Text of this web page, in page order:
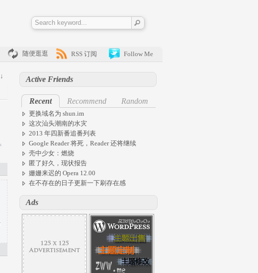
随便逛逛 RSS 订阅 Follow Me
Active Friends
Recent Recommend Random
更换域名为 shun.im
这次汕头潮南的水灾
2013 年四新番追番列表
Google Reader 将死，Reader 还将继续
壳中少女：燃烧
匿了好久，现状报告
姗姗来迟的 Opera 12.00
在不存在的日子更新一下刷存在感
Ads